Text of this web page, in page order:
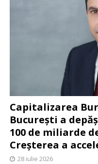
Capitalizarea
București a
100 de miliarde
Creșterea a
28 iulie 2026